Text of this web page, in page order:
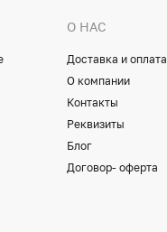
О НАС
Доставка и оплата
О компании
Контакты
Реквизиты
Блог
Договор- оферта